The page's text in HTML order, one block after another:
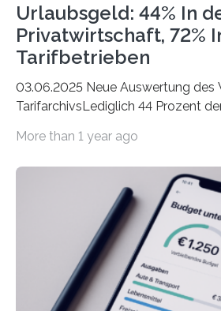
Urlaubsgeld: 44% In
Privatwirtschaft, 72%
Tarifbetrieben
03.06.2025 Neue Auswertung des
TarifarchivsLediglich 44 Prozent
tarifgebundenen Betrieben ist der
Unterkünfte fast überall deutlich
viele Beschäftigte ist deshalb das
Juli ausgezahlte Urlaubsgeld ein
sich den wohlverdienten
können. Allerdings erhält mit 44
einmal die Hälfte aller
Privatwirtschaft Urlaubsgeld. Zu
More than 1 year ago